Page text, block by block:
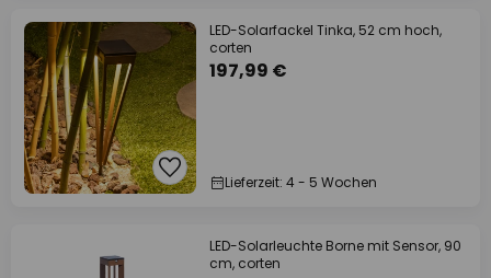
LED-Solarfackel Tinka, 52 cm hoch,
corten
197,99 €
Lieferzeit: 4 - 5 Wochen
LED-Solarleuchte Borne mit Sensor, 90
cm, corten